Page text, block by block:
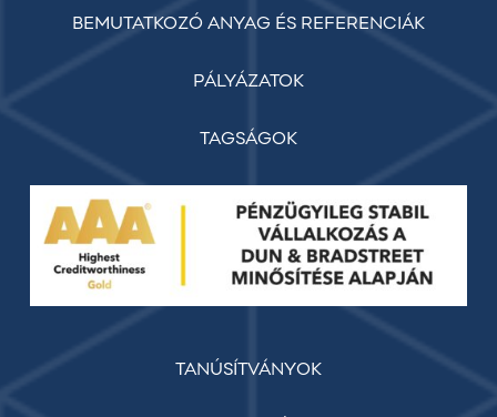
BEMUTATKOZÓ ANYAG ÉS REFERENCIÁK
PÁLYÁZATOK
TAGSÁGOK
TANÚSÍTVÁNYOK